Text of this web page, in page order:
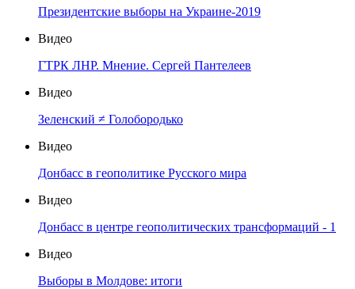
Президентские выборы на Украине-2019
Видео
ГТРК ЛНР. Мнение. Сергей Пантелеев
Видео
Зеленский ≠ Голобородько
Видео
Донбасс в геополитике Русского мира
Видео
Донбасс в центре геополитических трансформаций - 1
Видео
Выборы в Молдове: итоги